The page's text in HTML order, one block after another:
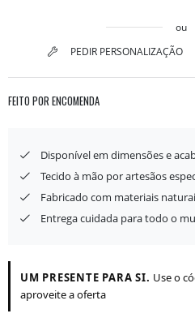
ou
PEDIR PERSONALIZAÇÃO
FEITO POR ENCOMENDA
Disponível em dimensões e
Tecido à mão por artesãos
Fabricado com materiais
Entrega cuidada para todo o
UM PRESENTE PARA SI. Use o
aproveite a oferta